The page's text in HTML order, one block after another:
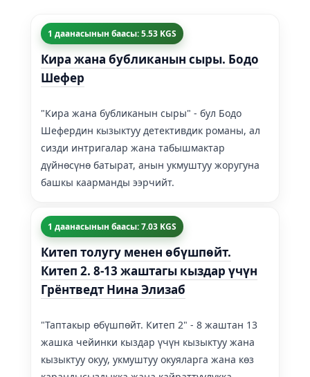
1 даанасынын баасы: 5.53 KGS
Кира жана бубликанын сыры. Бодо
Шефер
"Кира жана бубликанын сыры" - бул Бодо
Шефердин кызыктуу детективдик романы, ал
сизди интригалар жана табышмактар
дүйнөсүнө батырат, анын укмуштуу жоругуна
башкы каарманды ээрчийт.
1 даанасынын баасы: 7.03 KGS
Китеп толугу менен өбүшпөйт.
Китеп 2. 8-13 жаштагы кыздар үчүн
Грёнтведт Нина Элизаб
"Таптакыр өбүшпөйт. Китеп 2" - 8 жаштан 13
жашка чейинки кыздар үчүн кызыктуу жана
кызыктуу окуу, укмуштуу окуяларга жана көз